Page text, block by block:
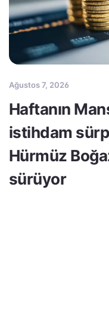
Ağustos 7, 2026
Haftanın
istihdam
Hürmüz
sürüyor